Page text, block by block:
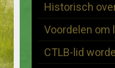
Historisch
Voordelen om
CTLB-lid